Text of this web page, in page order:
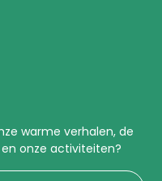
warme verhalen, de
onze activiteiten?